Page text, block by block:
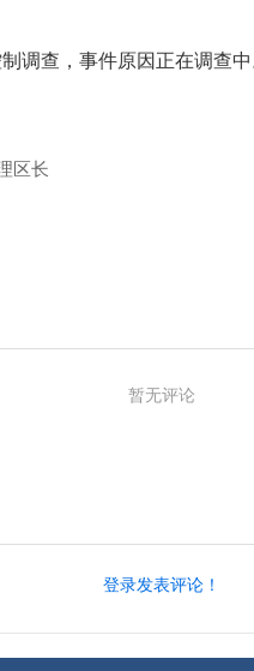
调查，事件原因正在调查中
区长
暂无评论
登录发表评论！